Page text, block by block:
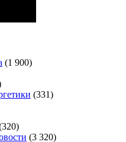
(1 900)
(331)
(3 320)